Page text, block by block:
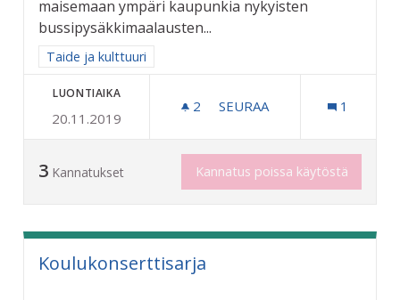
maisemaan ympäri kaupunkia nykyisten
bussipysäkkimaalausten...
Rajaa tulokset aihepiirin mukaan: Taide ja kulttuuri
Taide ja kulttuuri
LUONTIAIKA
20.11.2019
2 2 SEURAAJAA
SEURAA 1
3 Kannatukset Kannatus poissa käytöstä
Koulukonserttisarja